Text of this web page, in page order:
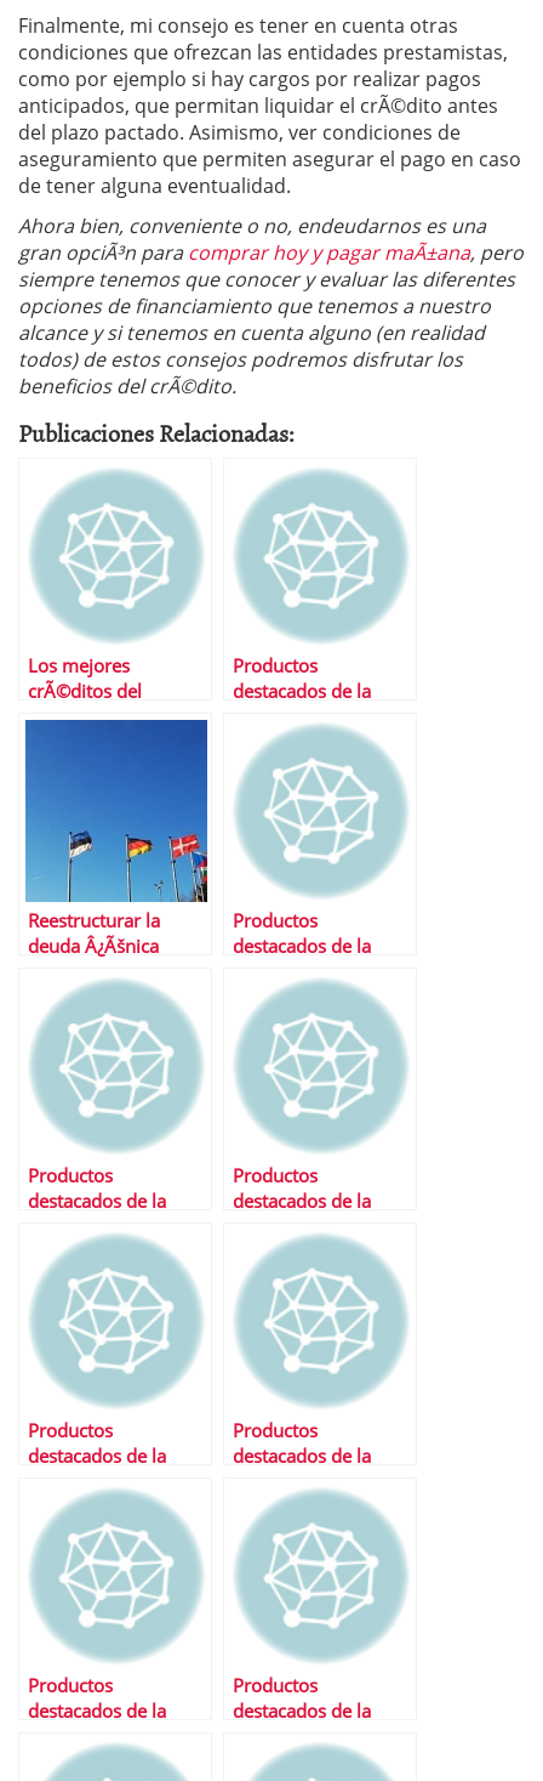
Finalmente, mi consejo es tener en cuenta otras
condiciones que ofrezcan las entidades prestamistas,
como por ejemplo si hay cargos por realizar pagos
anticipados, que permitan liquidar el crÃ©dito antes
del plazo pactado. Asimismo, ver condiciones de
aseguramiento que permiten asegurar el pago en caso
de tener alguna eventualidad.
Ahora bien, conveniente o no, endeudarnos es una
gran opciÃ³n paracomprar hoy y pagar maÃ±ana, pero
siempre tenemos que conocer y evaluar las diferentes
opciones de financiamiento que tenemos a nuestro
alcance y si tenemos en cuenta alguno (en realidad
todos) de estos consejos podremos disfrutar los
beneficios del crÃ©dito.
Publicaciones Relacionadas:
Los mejores
crÃ©ditos del
mercado
Productos
destacados de la
Reestructurar la
deuda Â¿Ãšnica
Productos
destacados de la
Productos
destacados de la
Productos
destacados de la
Productos
destacados de la
Productos
destacados de la
Productos
destacados de la
Productos
destacados de la